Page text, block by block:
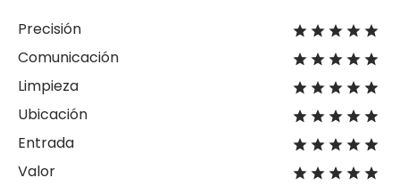
Precisión
Comunicación
Limpieza
Ubicación
Entrada
Valor